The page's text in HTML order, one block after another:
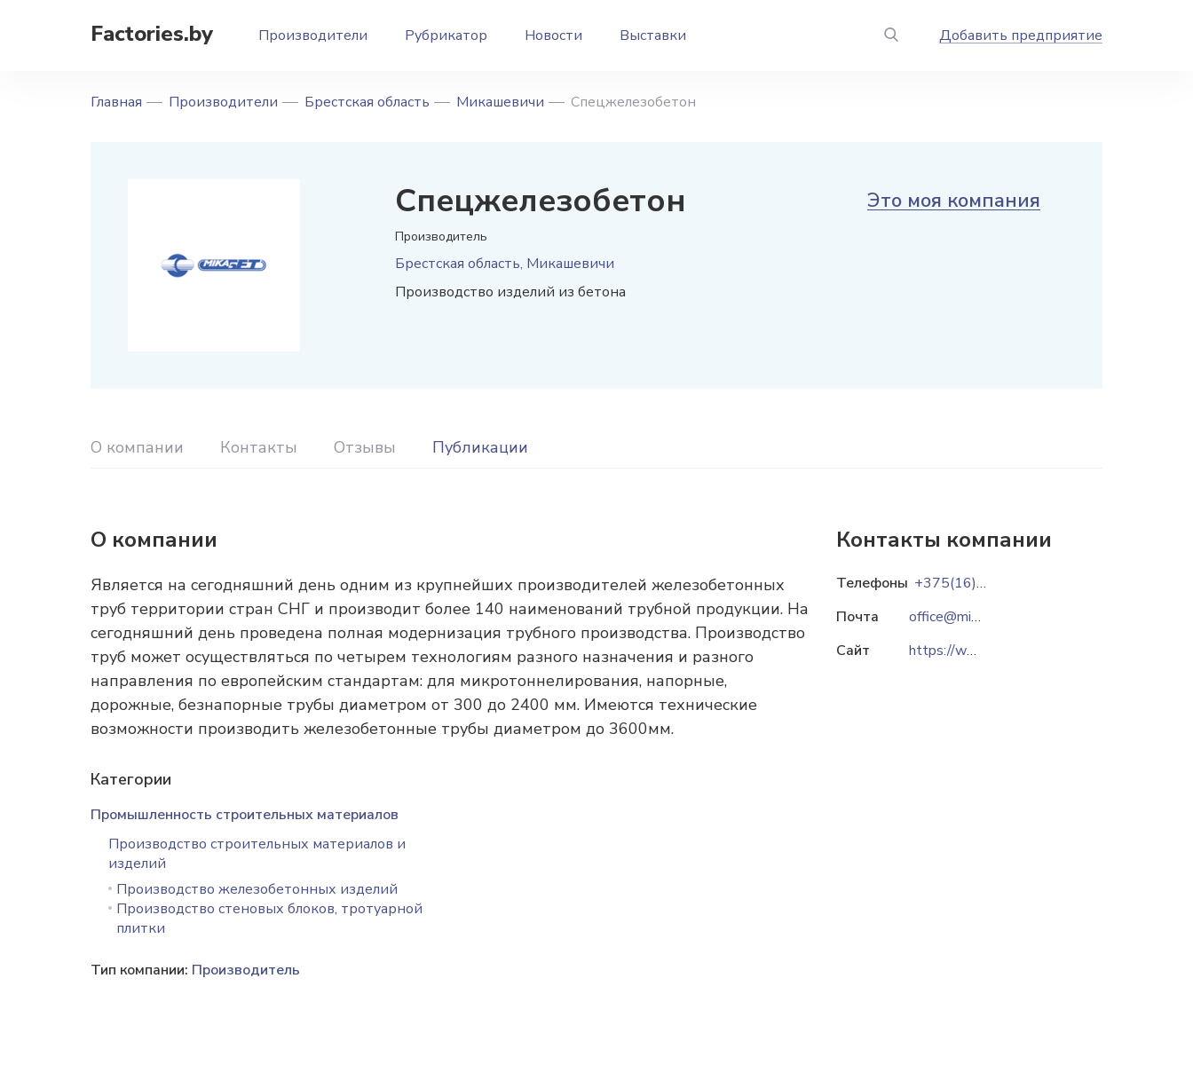
Factories.by Производители Рубрикатор Новости Выставки Добавить предприятие
Главная Производители Брестская область Микашевичи Спецжелезобетон
Спецжелезобетон
Производитель
Брестская область, Микашевичи
Производство изделий из бетона
Это моя компания
О компании Контакты Отзывы Публикации
О компании
Является на сегодняшний день одним из крупнейших производителей железобетонных
труб территории стран СНГ и производит более 140 наименований трубной продукции. На
сегодняшний день проведена полная модернизация трубного производства. Производство
труб может осуществляться по четырем технологиям разного назначения и разного
направления по европейским стандартам: для микротоннелирования, напорные,
дорожные, безнапорные трубы диаметром от 300 до 2400 мм. Имеются технические
возможности производить железобетонные трубы диаметром до 3600мм.
Категории
Промышленность строительных материалов
Производство строительных материалов и
изделий
Производство железобетонных изделий
Производство стеновых блоков, тротуарной
плитки
Тип компании: Производитель
Контакты компании
Телефоны
+375(16)474-38-31
Почта
office@mikabet.brest.by
Сайт
https://www.mikabet.by